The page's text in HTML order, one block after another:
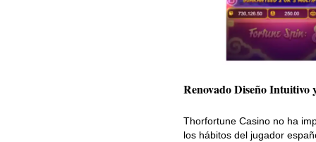
Renovado Diseño Intuitivo
Thorfortune Casino no ha
los hábitos del jugador